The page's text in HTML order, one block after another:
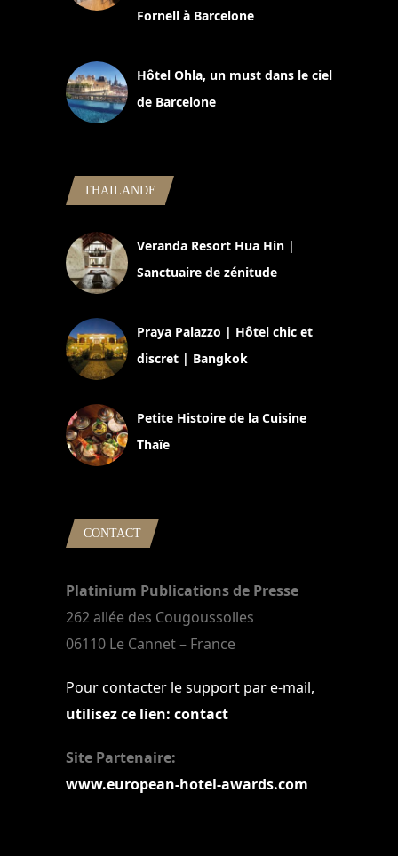
Fornell à Barcelone
Hôtel Ohla, un must dans le ciel
de Barcelone
THAILANDE
Veranda Resort Hua Hin |
Sanctuaire de zénitude
Praya Palazzo | Hôtel chic et
discret | Bangkok
Petite Histoire de la Cuisine
Thaïe
CONTACT
Platinium Publications de Presse
262 allée des Cougoussolles
06110 Le Cannet – France
Pour contacter le support par e-mail,
utilisez ce lien: contact
Site Partenaire:
www.european-hotel-awards.com